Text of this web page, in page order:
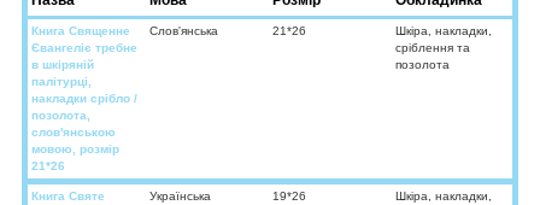
Книга Священне
Євангеліє требне
в шкіряній
палітурці,
накладки срібло /
позолота,
слов'янською
мовою, розмір
21*26
Слов'янська 21*26
Шкіра, накладки,
сріблення та
позолота
Книга Святе
Українська 19*26
Шкіра, накладки,